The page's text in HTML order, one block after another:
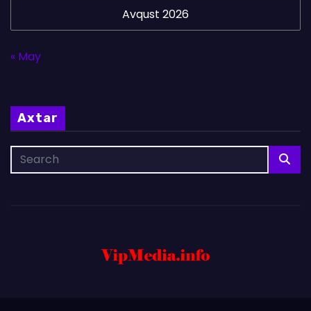
Avqust 2026
« May
Axtar